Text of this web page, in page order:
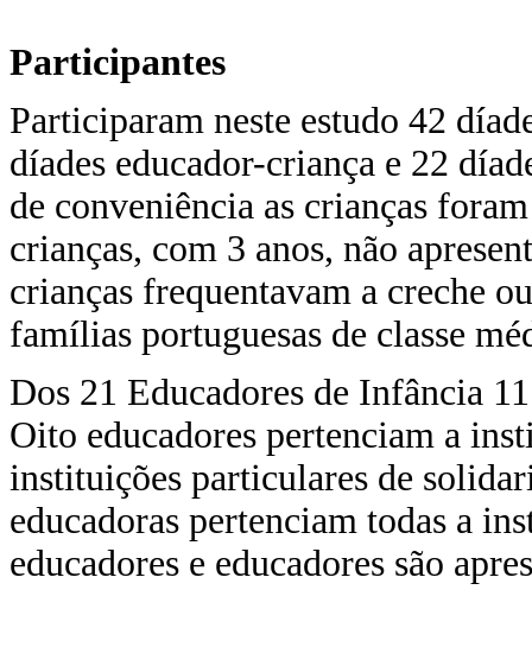
Participantes
Participaram neste estudo 42
díades educador-criança e 22
de conveniência as crianças
crianças, com 3 anos, não
crianças frequentavam a creche
famílias portuguesas de classe
Dos 21 Educadores de Infância
Oito educadores pertenciam a
instituições particulares de
educadoras pertenciam todas a
educadores e educadores são